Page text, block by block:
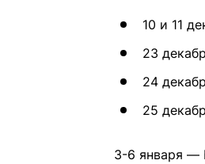
10 и 11
23
24
25
3-6 января —